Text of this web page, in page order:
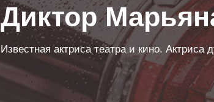
Диктор
Известная актриса театра и кино. Актриса